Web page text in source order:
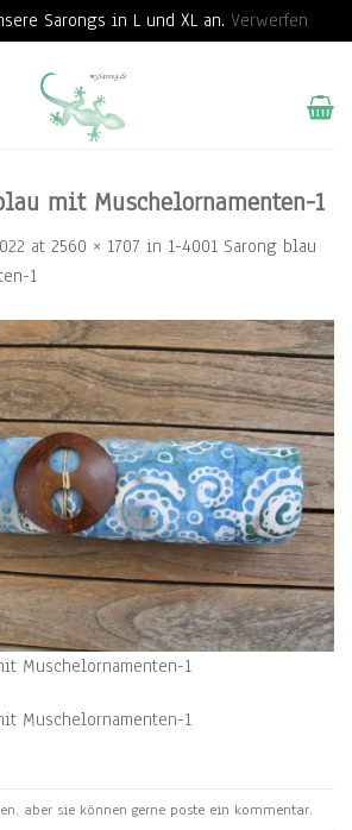
Sarongs in L und XL an. Verwerfen
mit Muschelornamenten-1
at 2560 × 1707 in 1-4001 Sarong blau
1
Muschelornamenten-1
Muschelornamenten-1
aber sie können gerne poste ein kommentar.